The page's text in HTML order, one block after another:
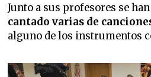
Junto a sus profesores se
cantado varias de
alguno de los instrumentos